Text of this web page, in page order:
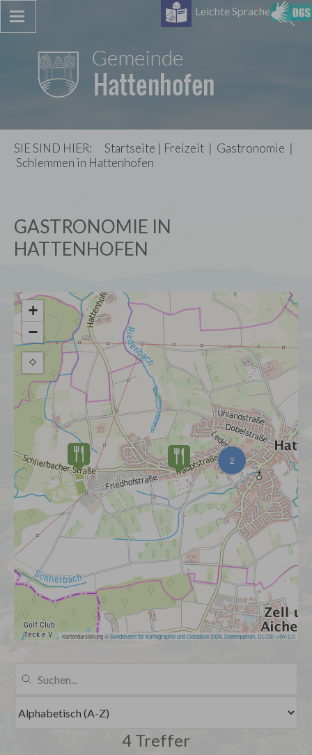
Leichte Sprache
SIE SIND HIER: Startseite | Freizeit | Gastronomie |
Schlemmen in Hattenhofen
GASTRONOMIE IN
HATTENHOFEN
4 Treffer